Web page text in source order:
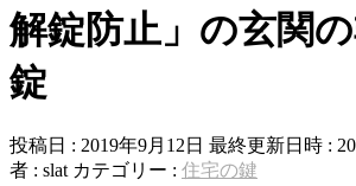
解錠防止」の玄関
錠
投稿日 : 2019年9月12日 最終更新日時 :
者 : slat カテゴリー : 住宅の鍵